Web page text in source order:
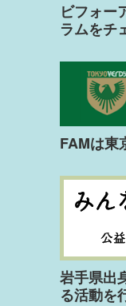
ビフォー
ラムをチ
FAMは東
岩手県出
る活動を